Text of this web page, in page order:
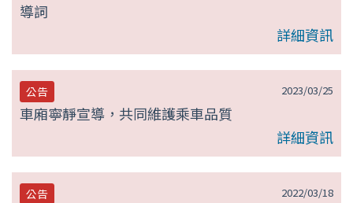
導詞
詳細資訊
2023/03/25
公告
車廂寧靜宣導，共同維護乘車品質
詳細資訊
2022/03/18
公告